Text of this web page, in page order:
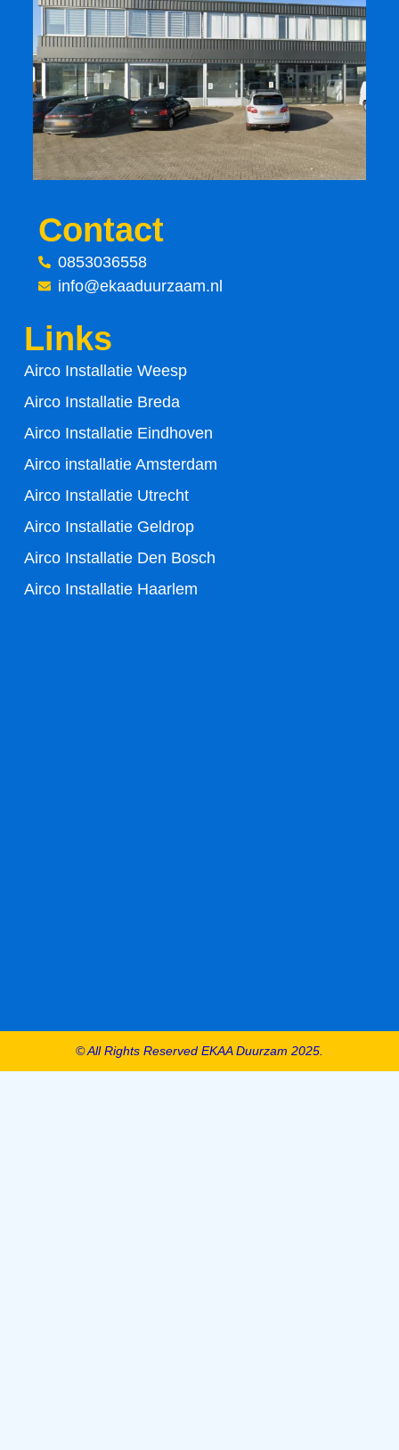
c
e
b
o
o
k
-
i
t
t
e
Contact
0853036558
info@ekaaduurzaam.nl
Links
Airco Installatie Weesp
Airco Installatie Breda
Airco Installatie Eindhoven
Airco installatie Amsterdam
Airco Installatie Utrecht
Airco Installatie Geldrop
Airco Installatie Den Bosch
Airco Installatie Haarlem
© All Rights Reserved EKAA Duurzam 2025.